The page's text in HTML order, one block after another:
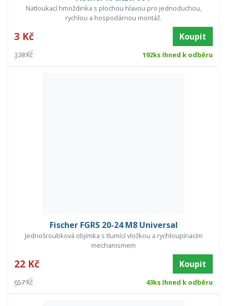
Natloukací hmoždinka s plochou hlavou pro jednoduchou,
rychlou a hospodárnou montáž.
3 Kč Koupit
378 Kč 192ks Ihned k odběru
Fischer FGRS 20-24 M8 Universal
Jednošroubková objímka s tlumící vložkou a rychloupínacím
mechanismem
22 Kč Koupit
657 Kč 43ks Ihned k odběru